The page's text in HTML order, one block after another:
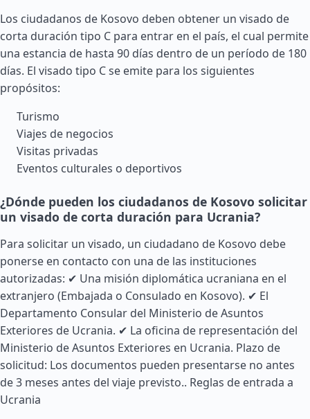
Los ciudadanos de Kosovo deben obtener un visado de
corta duración tipo C para entrar en el país, el cual permite
una estancia de hasta 90 días dentro de un período de 180
días. El visado tipo C se emite para los siguientes
propósitos:
Turismo
Viajes de negocios
Visitas privadas
Eventos culturales o deportivos
¿Dónde pueden los ciudadanos de Kosovo solicitar
un visado de corta duración para Ucrania?
Para solicitar un visado, un ciudadano de Kosovo debe
ponerse en contacto con una de las instituciones
autorizadas: ✔ Una misión diplomática ucraniana en el
extranjero (Embajada o Consulado en Kosovo). ✔ El
Departamento Consular del Ministerio de Asuntos
Exteriores de Ucrania. ✔ La oficina de representación del
Ministerio de Asuntos Exteriores en Ucrania. Plazo de
solicitud: Los documentos pueden presentarse no antes
de 3 meses antes del viaje previsto.. Reglas de entrada a
Ucrania